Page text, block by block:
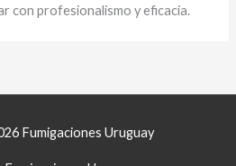
con profesionalismo y eficacia.
Fumigaciones Uruguay